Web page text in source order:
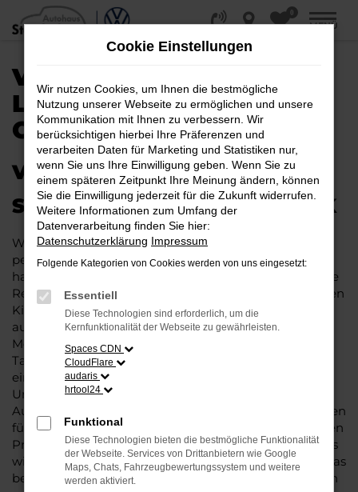
Zum
Hauptinhalt
0
MENÜ
VW TAGESZULASSUNG |
LIEFERSERVICE NACH
OSNABRÜCK
VW TAGESZULASSUNG – IHR
SPARPAKET FÜR OSNABRÜCK
Wenn maximaler Nachlass und Rabatt auf einen
perfekten Neuwagen für Osnabrück treffen, dann
handelt es sich meist um eine VW Tageszulassung. Die
Rede ist von einem Fahrzeug, das noch keinen einzigen
Kilometer bewegt wurde und in nahezu allen Fällen
aus der aktuellen Modellgeneration stammt. Für Ihre
Mobilität in Osnabrück verspricht die VW
Tageszulassung ein Maximum an Komfort und steht
einem Neuwagen in nichts nach. Warum dann die
Unterscheidung? Das liegt an der Preispolitik der
Automobilhersteller und den teilweise rigiden Vorgaben
für die Autohändler. Wir dürfen schlichtweg nicht jeden
Preis anbieten, den wir gerne anbieten würden, sodass
wir mit einer VW Tageszulassung dafür sorgen, dass das
betreffende Fahrzeug als Gebrauchtwagen angeboten
Cookie Einstellungen
Wir nutzen Cookies, um Ihnen die bestmögliche
Nutzung unserer Webseite zu ermöglichen und unsere
Kommunikation mit Ihnen zu verbessern. Wir
berücksichtigen hierbei Ihre Präferenzen und
verarbeiten Daten für Marketing und Statistiken nur,
wenn Sie uns Ihre Einwilligung geben. Wenn Sie zu
einem späteren Zeitpunkt Ihre Meinung ändern, können
Sie die Einwilligung jederzeit für die Zukunft widerrufen.
Weitere Informationen zum Umfang der
Datenverarbeitung finden Sie hier:
Datenschutzerklärung Impressum
Folgende Kategorien von Cookies werden von uns eingesetzt:
Essentiell
Diese Technologien sind erforderlich, um die
Kernfunktionalität der Webseite zu gewährleisten.
Spaces CDN
CloudFlare
audaris
hrtool24
Funktional
Diese Technologien bieten die bestmögliche Funktionalität
der Webseite. Services von Drittanbietern wie Google
Maps, Chats, Fahrzeugbewertungssystem und weitere
werden aktiviert.